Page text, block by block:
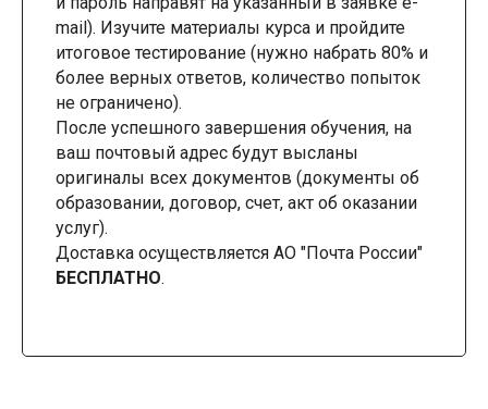
mail). Изучите материалы курса и пройдите
итоговое тестирование (нужно набрать 80% и
более верных ответов, количество попыток
не ограничено).
После успешного завершения обучения, на
ваш почтовый адрес будут высланы
оригиналы всех документов (документы об
образовании, договор, счет, акт об оказании
услуг).
Доставка осуществляется АО "Почта России"
БЕСПЛАТНО.